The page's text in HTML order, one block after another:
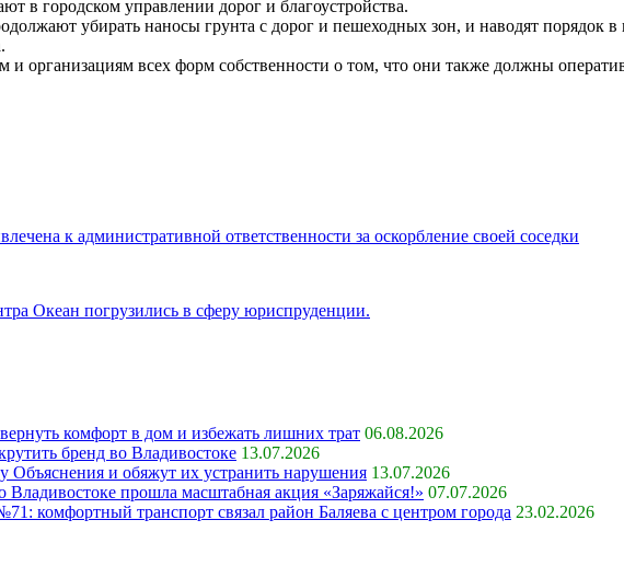
в городском управлении дорог и благоустройства.
убирать наносы грунта с дорог и пешеходных зон, и наводят порядок
организациям всех форм собственности о том, что они также должны
к административной ответственности за оскорбление своей соседки
Океан погрузились в сферу юриспруденции.
комфорт в дом и избежать лишних трат 06.08.2026
бренд во Владивостоке 13.07.2026
Объяснения и обяжут их устранить нарушения 13.07.2026
Владивостоке прошла масштабная акция «Заряжайся!» 07.07.2026
комфортный транспорт связал район Баляева с центром города 23.02.2026